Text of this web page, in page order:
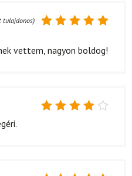
5/ 5
tulajdonos)
vettem, nagyon boldog!